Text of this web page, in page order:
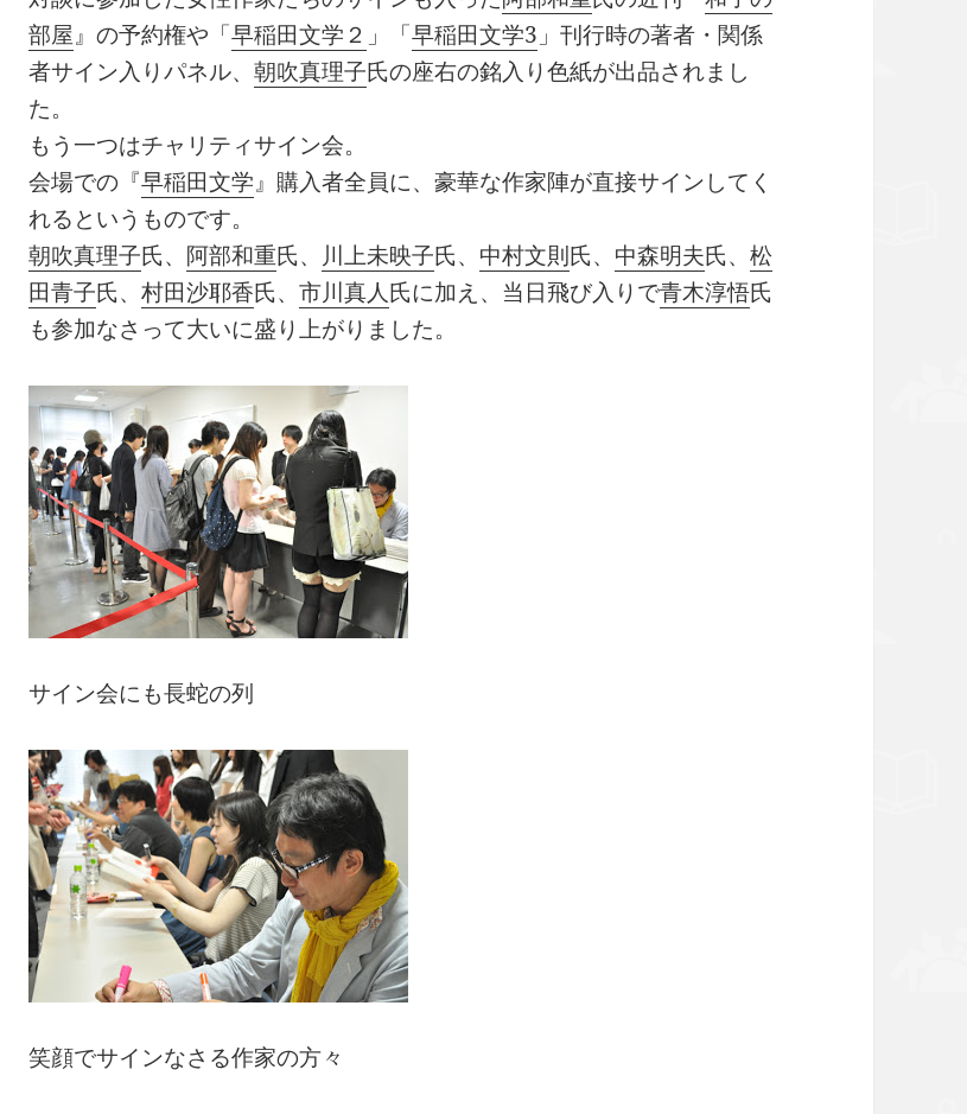
部屋』の予約権や「早稲田文学２ 」「早稲田文学3 」刊行時の著者・関係
者サイン入りパネル、朝吹真理子氏の座右の銘入り色紙が出品されまし
た。
もう一つはチャリティサイン会。
会場での『早稲田文学』購入者全員に、豪華な作家陣が直接サインしてく
れるというものです。
朝吹真理子氏、 阿部和重氏、 川上未映子氏、 中村文則氏、 中森明夫氏、松
田青子氏、村田沙耶香氏、市川真人氏に加え、当日飛び入りで青木淳悟氏
も参加なさって大いに盛り上がりました。
サイン会にも長蛇の列
笑顔でサインなさる作家の方々